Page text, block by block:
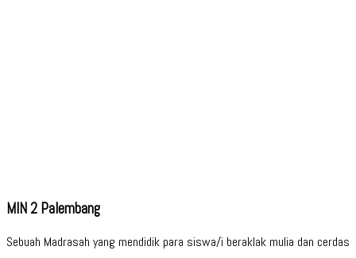
MIN 2 Palembang
Sebuah Madrasah yang mendidik para siswa/i beraklak mulia dan cerdas